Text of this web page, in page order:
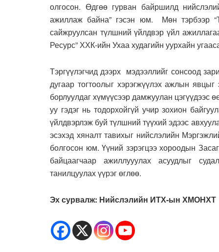
олгосон. Өдгөө гурван байршилд
ажиллаж байна” гэсэн юм. Мөн тэрбээр
сайжруулсан түлшний үйлдвэр үйл
Ресурс” ХХК-ийн Ухаа худагийн уурхайн
Тэргүүлэгчид дээрх мэдээллийг сонсоод
дугаар тогтоолыг хэрэгжүүлэх ажлын
борлуулдаг хүмүүсээр дамжуулан цэгүүдээс
уу гэдэг нь тодорхойгүй учир зохион
үйлдвэрлэж буй түлшний түүхий эдээс
эсэхэд хяналт тавихыг нийслэлийн
болгосон юм. Үүний зэрэгцээ хороодын
байцаагчаар ажиллууулах асуудлыг
танилцуулах үүрэг өглөө.
Эх сурвалж: Нийслэлийн ИТХ-ын ХМОНХТ